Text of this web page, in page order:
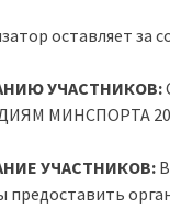
оставляет за
УЧАСТНИКОВ:
МИНСПОРТА
УЧАСТНИКОВ:
предоставить